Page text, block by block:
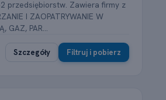
przedsiębiorstw. Zawiera firmy z
I ZAOPATRYWANIE W
GAZ, PAR...
Szczegóły Filtruj i pobierz